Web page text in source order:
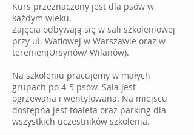
Kurs przeznaczony jest dla psów w
każdym wieku.
Zajęcia odbywają się w sali szkoleniowej
przy ul. Waflowej w Warszawie oraz w
terenien(Ursynów/ Wilanów).
Na szkoleniu pracujemy w małych
grupach po 4-5 psów. Sala jest
ogrzewana i wentylowana. Na miejscu
dostępna jest toaleta oraz parking dla
wszystkich uczestników szkolenia.